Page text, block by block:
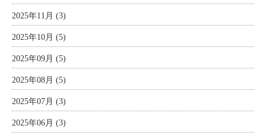
2025年11月 (3)
2025年10月 (5)
2025年09月 (5)
2025年08月 (5)
2025年07月 (3)
2025年06月 (3)